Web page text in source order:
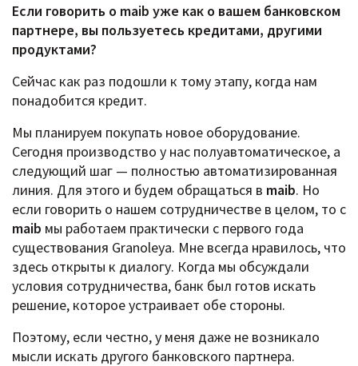
Если говорить о maib уже как о вашем банковском
партнере, вы пользуетесь кредитами, другими
продуктами?
Сейчас как раз подошли к тому этапу, когда нам
понадобится кредит.
Мы планируем покупать новое оборудование.
Сегодня производство у нас полуавтоматическое, а
следующий шаг — полностью автоматизированная
линия. Для этого и будем обращаться в maib. Но
если говорить о нашем сотрудничестве в целом, то с
maib мы работаем практически с первого года
существования Granoleya. Мне всегда нравилось, что
здесь открыты к диалогу. Когда мы обсуждали
условия сотрудничества, банк был готов искать
решение, которое устраивает обе стороны.
Поэтому, если честно, у меня даже не возникало
мысли искать другого банковского партнера.